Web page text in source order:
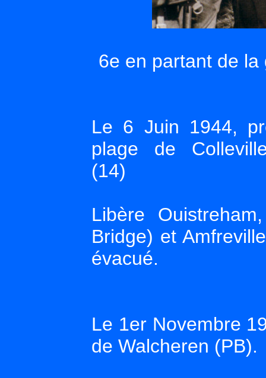
6e en partant de
Le 6 Juin 1944,
plage de
(14)
Libère
Bridge) et
évacué.
Le 1er Novembre
de Walcheren (PB).